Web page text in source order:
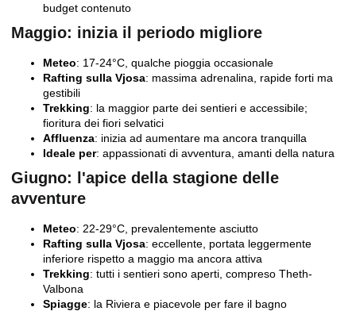
budget contenuto
Maggio: inizia il periodo migliore
Meteo: 17-24°C, qualche pioggia occasionale
Rafting sulla Vjosa: massima adrenalina, rapide forti ma
gestibili
Trekking: la maggior parte dei sentieri e accessibile;
fioritura dei fiori selvatici
Affluenza: inizia ad aumentare ma ancora tranquilla
Ideale per: appassionati di avventura, amanti della natura
Giugno: l'apice della stagione delle
avventure
Meteo: 22-29°C, prevalentemente asciutto
Rafting sulla Vjosa: eccellente, portata leggermente
inferiore rispetto a maggio ma ancora attiva
Trekking: tutti i sentieri sono aperti, compreso Theth-
Valbona
Spiagge: la Riviera e piacevole per fare il bagno